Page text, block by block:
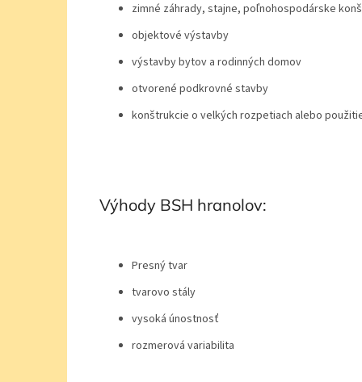
zimné záhrady, stajne, poľnohospodárske
objektové výstavby
výstavby bytov a rodinných domov
otvorené podkrovné stavby
konštrukcie o velkých rozpetiach alebo
Výhody BSH hranolov:
Presný tvar
tvarovo stály
vysoká únostnosť
rozmerová variabilita